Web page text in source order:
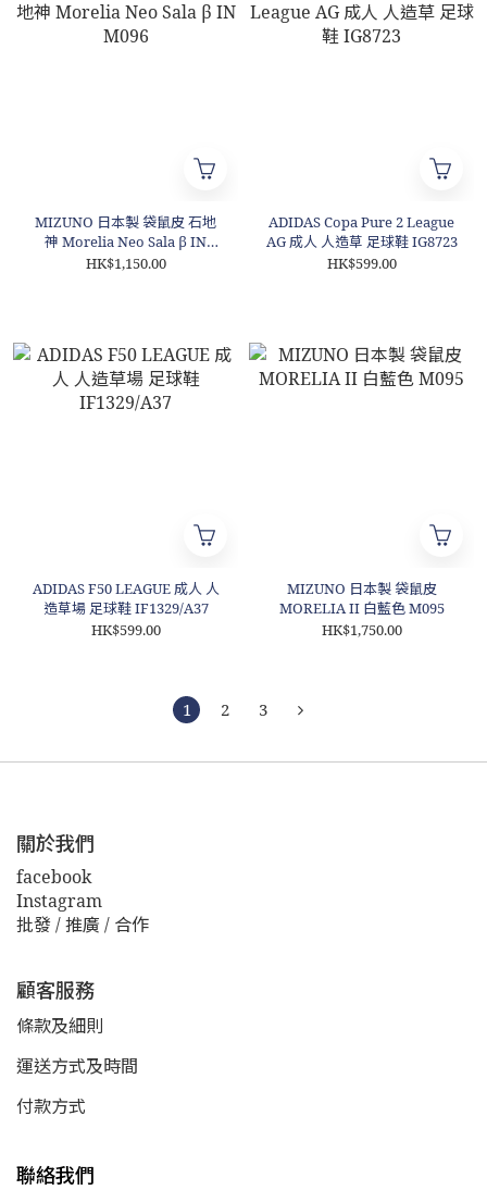
MIZUNO 日本製 袋鼠皮 石地
神 Morelia Neo Sala β IN
M096
HK$1,150.00
ADIDAS Copa Pure 2 League
AG 成人 人造草 足球鞋 IG8723
HK$599.00
ADIDAS F50 LEAGUE 成人 人
造草場 足球鞋 IF1329/A37
HK$599.00
MIZUNO 日本製 袋鼠皮
MORELIA II 白藍色 M095
HK$1,750.00
1 2 3
關於我們
facebook
Instagram
批發 / 推廣 / 合作
顧客服務
條款及細則
運送方式及時間
付款方式
聯絡我們